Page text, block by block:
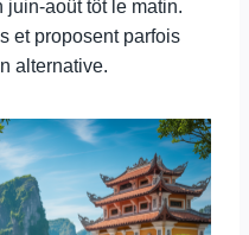
août tôt le matin.
et proposent parfois
alternative.